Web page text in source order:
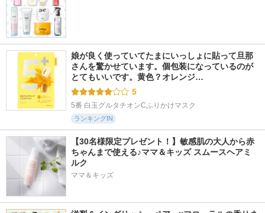
娘が良く使っていてたまにいっしょに貼って旦那
さんを驚かせています。個包装になっているのが
とてもいいです。黄色？オレンジ…
5
5番 白玉グルタチオンCふりかけマスク
ランキングIN
【30名様限定プレゼント！】敏感肌の大人から赤
ちゃんまで使える♪ママ＆キッズ スムースヘアミ
ルク
ママ＆キッズ